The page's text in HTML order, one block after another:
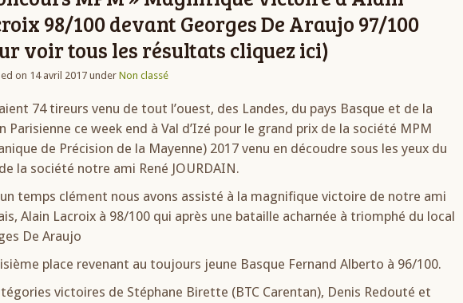
98/100 devant Georges De Araujo 97/100
voir tous les résultats cliquez ici)
on 14 avril 2017 under Non classé
74 tireurs venu de tout l’ouest, des Landes, du pays Basque et de la
Parisienne ce week end à Val d’Izé pour le grand prix de la société MPM
de Précision de la Mayenne) 2017 venu en découdre sous les yeux du
la société notre ami René JOURDAIN.
temps clément nous avons assisté à la magnifique victoire de notre ami
Alain Lacroix à 98/100 qui après une bataille acharnée à triomphé du local
De Araujo
place revenant au toujours jeune Basque Fernand Alberto à 96/100.
victoires de Stéphane Birette (BTC Carentan), Denis Redouté et